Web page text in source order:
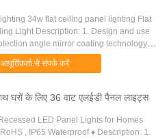
34w flat ceiling panel lighting Flat
Light Description: 1. Design and use
angle mirror coating technology to
effect of anti-glare, can effectively ...
आपूर्तिकर्ता से संपर्क करें
घरों के लिए 36 वाट एलईडी पैनल लाइट्स
LED Panel Lights for Homes
, IP65 Waterproof ♦ Description: 1.